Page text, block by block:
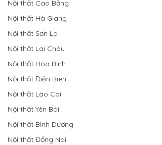
Nội thất Cao Bằng
Nội thất Hà Giang
Nội thất Sơn La
Nội thất Lai Châu
Nội thất Hòa Bình
Nội thất Điện Biên
Nội thất Lào Cai
Nội thất Yên Bái
Nội thất Bình Dương
Nội thất Đồng Nai